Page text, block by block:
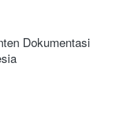
Dokumentasi